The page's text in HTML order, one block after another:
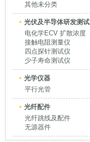
其他未分类
光伏及半导体研发测试
电化学ECV 扩散浓度
接触电阻测量仪
四点探针测试仪
少子寿命测试仪
光学仪器
平行光管
光纤配件
光纤跳线及配件
无源器件